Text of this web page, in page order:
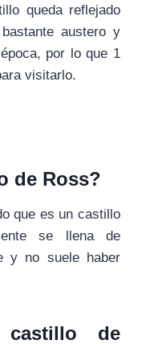
queda reflejado
austero y
por lo que 1
visitarlo.
de Ross?
que es un castillo
se llena de
y no suele haber
de